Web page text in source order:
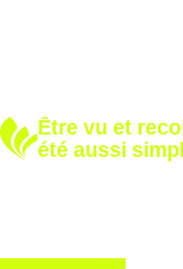
Être vu et
été aussi